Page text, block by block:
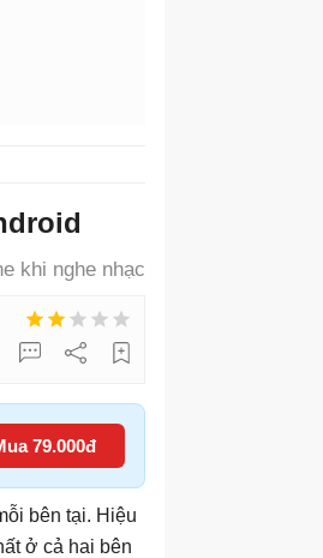
khi nghe nhạc
79.000đ
bên tại. Hiệu
ở cả hai bên